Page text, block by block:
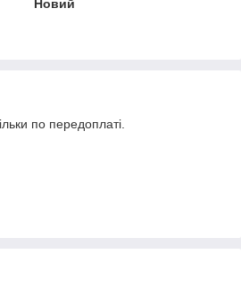
Новий
по передоплаті.